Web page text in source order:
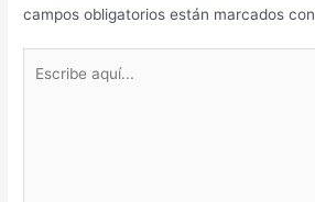
campos obligatorios están marcados con
aquí...